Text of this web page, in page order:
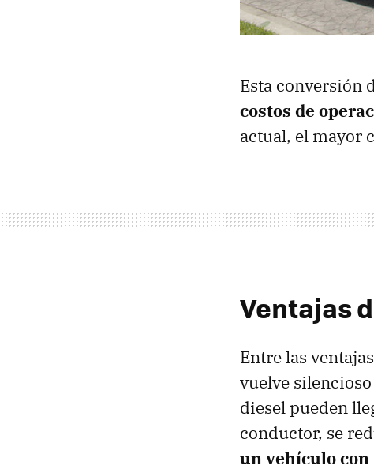
Esta conversión
costos de
actual, el mayor
Ventajas
Entre las
vuelve
diesel pueden
conductor, se
un vehículo